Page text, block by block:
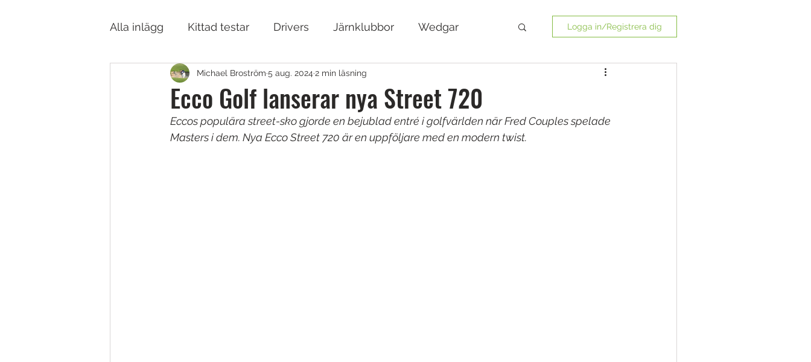
Alla inlägg Kittad testar Drivers Järnklubbor Wedgar
Golfskor Putters Bagar & Vagnar
Fairway, Hybrider & Utility irons Golfkläder Träningshjälpmedel
Logga in/Registrera dig
Ecco Golf lanserar nya Street 720
Michael Broström 5 aug. 2024 2 min läsning
Eccos populära street-sko gjorde en bejublad entré i golfvärlden när Fred Couples spelade
Masters i dem. Nya Ecco Street 720 är en uppföljare med en modern twist.